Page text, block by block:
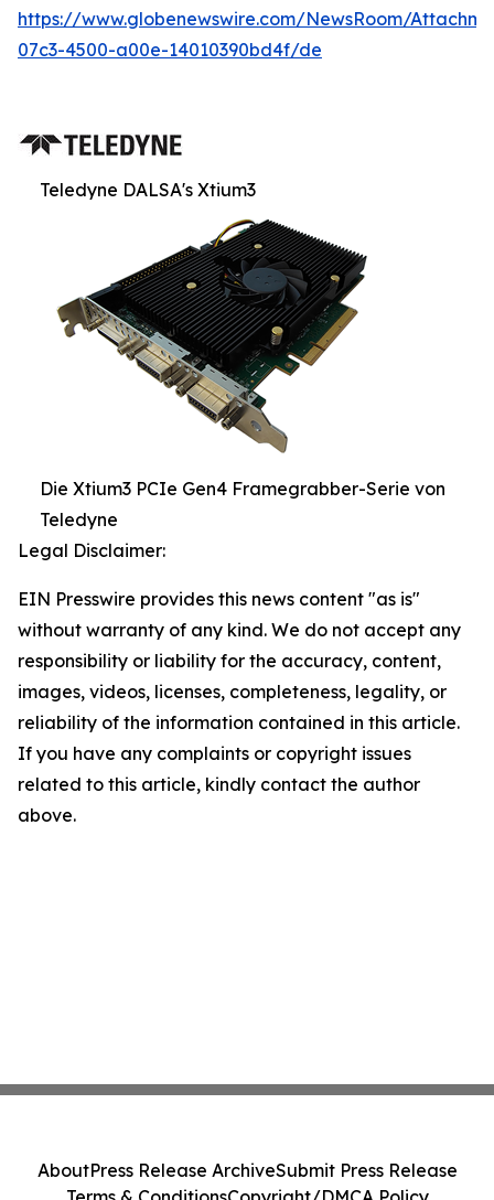
https://www.globenewswire.com/NewsRoom/
07c3-4500-a00e-14010390bd4f/de
Teledyne DALSA's Xtium3
Die Xtium3 PCIe Gen4 Framegrabber-Serie von
Teledyne
Legal Disclaimer:
EIN Presswire provides this news content "as is"
without warranty of any kind. We do not accept any
responsibility or liability for the accuracy, content,
images, videos, licenses, completeness, legality, or
reliability of the information contained in this article.
If you have any complaints or copyright issues
related to this article, kindly contact the author
above.
AboutPress Release ArchiveSubmit Press Release